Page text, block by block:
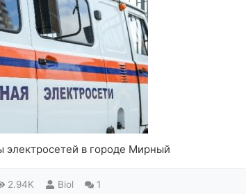
электросетей в городе Мирный
2.94K Biol 1